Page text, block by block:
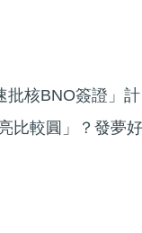
批核BNO簽證」計
比較圓」？發夢好